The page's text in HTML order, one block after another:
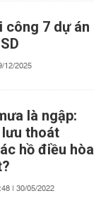
công 7 dự án
12/2025
là ngập:
thoát
hồ điều hòa
| 30/05/2022